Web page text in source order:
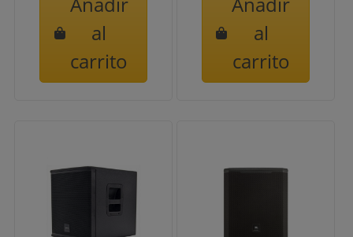
al
carrito
al
carrito